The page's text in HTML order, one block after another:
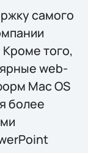
самого
того,
web-
Mac OS
более